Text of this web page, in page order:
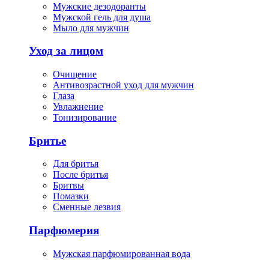
Мужские дезодоранты
Мужской гель для душа
Мыло для мужчин
Уход за лицом
Очищение
Антивозрастной уход для мужчин
Глаза
Увлажнение
Тонизирование
Бритье
Для бритья
После бритья
Бритвы
Помазки
Сменные лезвия
Парфюмерия
Мужская парфюмированная вода